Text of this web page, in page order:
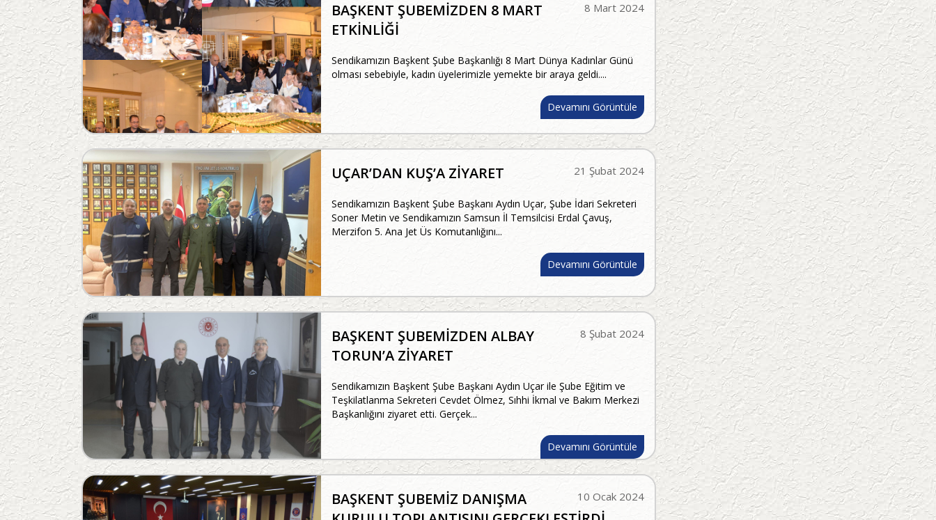
8 Mart 2024
BAŞKENT ŞUBEMİZDEN 8 MART
ETKİNLİĞİ
Sendikamızın Başkent Şube Başkanlığı 8 Mart Dünya Kadınlar Günü
olması sebebiyle, kadın üyelerimizle yemekte bir araya geldi....
Devamını Görüntüle
21 Şubat 2024
UÇAR’DAN KUŞ’A ZİYARET
Sendikamızın Başkent Şube Başkanı Aydın Uçar, Şube İdari Sekreteri
Soner Metin ve Sendikamızın Samsun İl Temsilcisi Erdal Çavuş,
Merzifon 5. Ana Jet Üs Komutanlığını...
Devamını Görüntüle
8 Şubat 2024
BAŞKENT ŞUBEMİZDEN ALBAY
TORUN’A ZİYARET
Sendikamızın Başkent Şube Başkanı Aydın Uçar ile Şube Eğitim ve
Teşkilatlanma Sekreteri Cevdet Ölmez, Sıhhi İkmal ve Bakım Merkezi
Başkanlığını ziyaret etti. Gerçek...
Devamını Görüntüle
10 Ocak 2024
BAŞKENT ŞUBEMİZ DANIŞMA